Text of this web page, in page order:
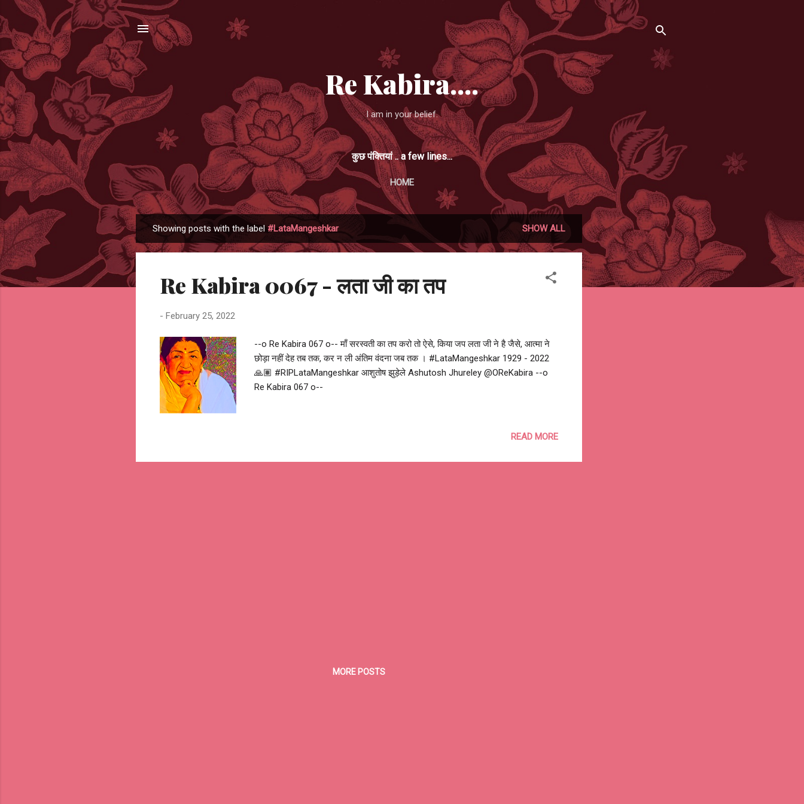
Re Kabira....
I am in your belief.
कुछ पंक्तियां .. a few lines...
HOME
o
Showing posts with the label#LataMangeshkar SHOW ALL
Re Kabira 0067 - लता जी का तप
- February 25, 2022
--o Re Kabira 067 o-- माँ सरस्वती का तप करो तो ऐसे, किया जप लता जी ने है जैसे, आत्मा ने
छोड़ा नहीं देह तब तक, कर न ली अंतिम वंदना जब तक । #LataMangeshkar 1929 - 2022
🙏🏽 #RIPLataMangeshkar आशुतोष झुड़ेले Ashutosh Jhureley @OReKabira --o
Re Kabira 067 o--
READ MORE
MORE POSTS